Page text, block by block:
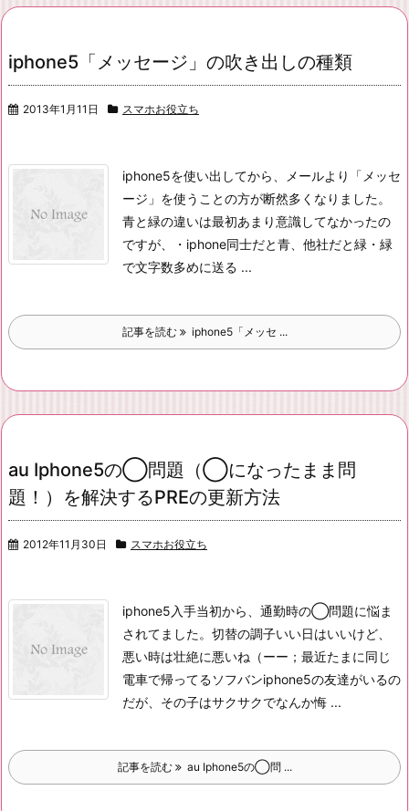
iphone5「メッセージ」の吹き出しの種類
2013年1月11日 スマホお役立ち
iphone5を使い出してから、メールより「メッセ
ージ」を使うことの方が断然多くなりました。
青と緑の違いは最初あまり意識してなかったの
ですが、
・iphone同士だと青、他社だと緑 ・緑
で文字数多めに送る ...
記事を読む iphone5「メッセ ...
au Iphone5の◯問題（◯になったまま問
題！）を解決するPREの更新方法
2012年11月30日 スマホお役立ち
iphone5入手当初から、通勤時の◯問題に悩ま
されてました。 切替の調子いい日はいいけど、
悪い時は壮絶に悪いね（ーー； 最近たまに同じ
電車で帰ってるソフバンiphone5の友達がいるの
だが、その子はサクサクでなんか悔 ...
記事を読む au Iphone5の◯問 ...